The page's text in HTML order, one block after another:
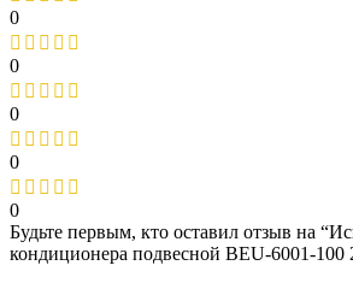
0
0
0
0
0
Будьте первым, кто оставил отзыв на
кондиционера подвесной BEU-6001-100